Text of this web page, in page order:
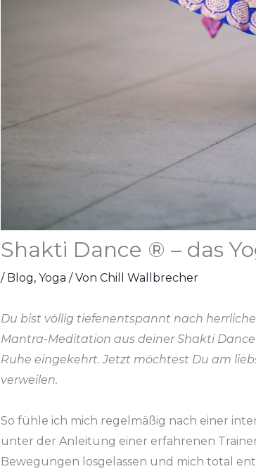
Shakti Dance ® – das
/ Blog, Yoga / Von Chill Wallbrecher
Du bist völlig tiefenentspannt nach
Mantra-Meditation aus deiner Shakti
Ruhe eingekehrt. Jetzt möchtest Du am
verweilen.
So fühle ich mich regelmäßig nach einer
unter der Anleitung einer erfahrenen
Bewegungen losgelassen und mich total